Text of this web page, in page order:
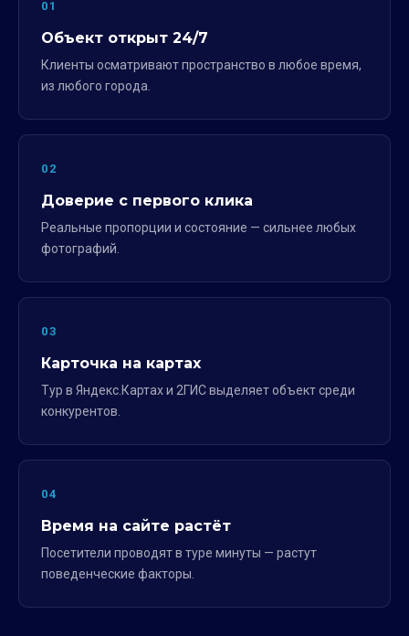
01
Объект открыт 24/7
Клиенты осматривают пространство в любое время,
из любого города.
02
Доверие с первого клика
Реальные пропорции и состояние — сильнее любых
фотографий.
03
Карточка на картах
Тур в Яндекс.Картах и 2ГИС выделяет объект среди
конкурентов.
04
Время на сайте растёт
Посетители проводят в туре минуты — растут
поведенческие факторы.